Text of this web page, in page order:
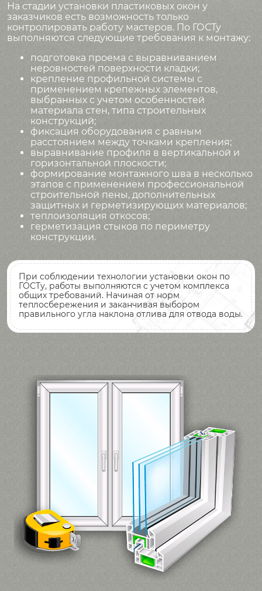
На стадии установки пластиковых окон у
заказчиков есть возможность только
контролировать работу мастеров. По ГОСТу
выполняются следующие требования к монтажу:
подготовка проема с выравниванием
неровностей поверхности кладки;
крепление профильной системы с
применением крепежных элементов,
выбранных с учетом особенностей
материала стен, типа строительных
конструкций;
фиксация оборудования с равным
расстоянием между точками крепления;
выравнивание профиля в вертикальной и
горизонтальной плоскости;
формирование монтажного шва в несколько
этапов с применением профессиональной
строительной пены, дополнительных
защитных и герметизирующих материалов;
теплоизоляция откосов;
герметизация стыков по периметру
конструкции.
При соблюдении технологии установки окон по
ГОСТу, работы выполняются с учетом комплекса
общих требований. Начиная от норм
теплосбережения и заканчивая выбором
правильного угла наклона отлива для отвода воды.